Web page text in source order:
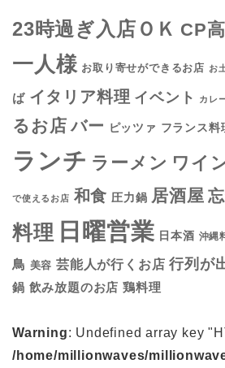
23時過ぎ入店ＯＫ CP
一人様 お取り寄せができるお店 お
ば イタリア料理 イベント カレ
るお店 バー ピッツァ フランス料
ランチ ラーメン ワイ
で使えるお店 和食 圧力鍋 居酒屋
料理 日曜営業 日本酒 沖縄
鳥 美容 芸能人が行くお店 行列が
鍋 飲み放題のお店 鶏料理
Warning: Undefined array key
/home/millionwaves/